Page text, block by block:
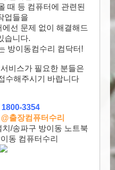
때 등 컴퓨터에 관련된
업들을
선 문제 없이 해결해드
습니다.
방이동컴수리 컴닥터!
비스가 필요한 분들은
수해주시기 바랍니다
3354
출장컴퓨터수리
/송파구 방이동 노트북
동 컴퓨터수리